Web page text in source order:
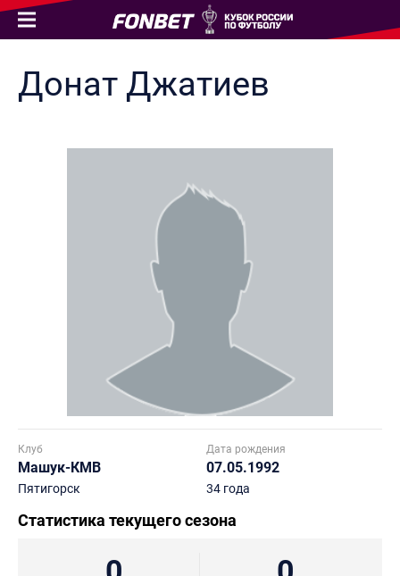
Донат Джатиев
Клуб
Машук-КМВ
Пятигорск
Дата рождения
07.05.1992
34 года
Статистика текущего сезона